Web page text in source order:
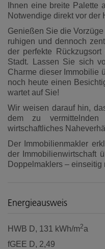
Ihnen eine breite Palette
Notwendige direkt vor der
Genießen Sie die
ruhigen und dennoch
der perfekte
Stadt. Lassen Sie sich
Charme dieser Immobilie
noch heute einen
wartet auf Sie!
Wir weisen darauf hin,
dem zu
wirtschaftliches
Der Immobilienmakler
der Immobilienwirtschaft
Doppelmaklers – einseitig
Energieausweis
HWB D, 131 kWh/m2a
fGEE D, 2,49